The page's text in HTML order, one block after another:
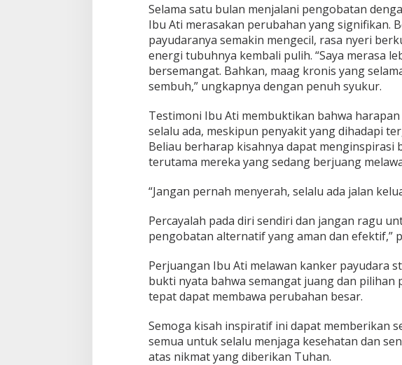
Selama satu bulan menjalani pengobatan
Ibu Ati merasakan perubahan yang signifikan.
payudaranya semakin mengecil, rasa nyeri
energi tubuhnya kembali pulih. “Saya merasa
bersemangat. Bahkan, maag kronis yang
sembuh,” ungkapnya dengan penuh syukur.
Testimoni Ibu Ati membuktikan bahwa
selalu ada, meskipun penyakit yang dihadapi
Beliau berharap kisahnya dapat menginspirasi
terutama mereka yang sedang berjuang
“Jangan pernah menyerah, selalu ada jalan
Percayalah pada diri sendiri dan jangan ragu
pengobatan alternatif yang aman dan efektif,”
Perjuangan Ibu Ati melawan kanker payudara
bukti nyata bahwa semangat juang dan pilihan
tepat dapat membawa perubahan besar.
Semoga kisah inspiratif ini dapat memberikan
semua untuk selalu menjaga kesehatan dan
atas nikmat yang diberikan Tuhan.